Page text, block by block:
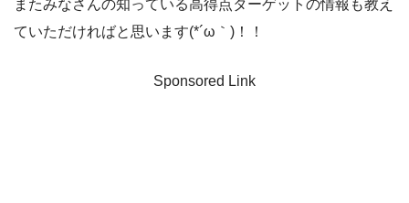
またみなさんの知っている高得点ターゲットの情報も教え
ていただければと思います(*´ω｀)！！
Sponsored Link